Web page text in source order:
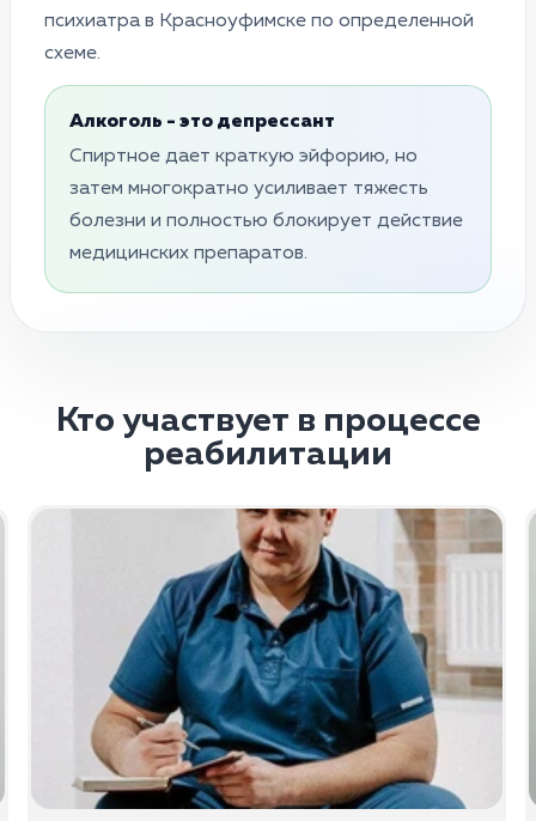
психиатра в Красноуфимске по определенной
схеме.
Алкоголь - это депрессант
Спиртное дает краткую эйфорию, но
затем многократно усиливает тяжесть
болезни и полностью блокирует действие
медицинских препаратов.
Кто участвует в процессе
реабилитации